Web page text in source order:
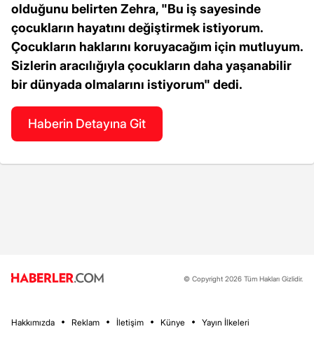
olduğunu belirten Zehra, "Bu iş sayesinde
çocukların hayatını değiştirmek istiyorum.
Çocukların haklarını koruyacağım için mutluyum.
Sizlerin aracılığıyla çocukların daha yaşanabilir
bir dünyada olmalarını istiyorum" dedi.
Haberin Detayına Git
© Copyright 2026 Tüm Hakları Gizlidir.
Hakkımızda Reklam İletişim Künye Yayın İlkeleri